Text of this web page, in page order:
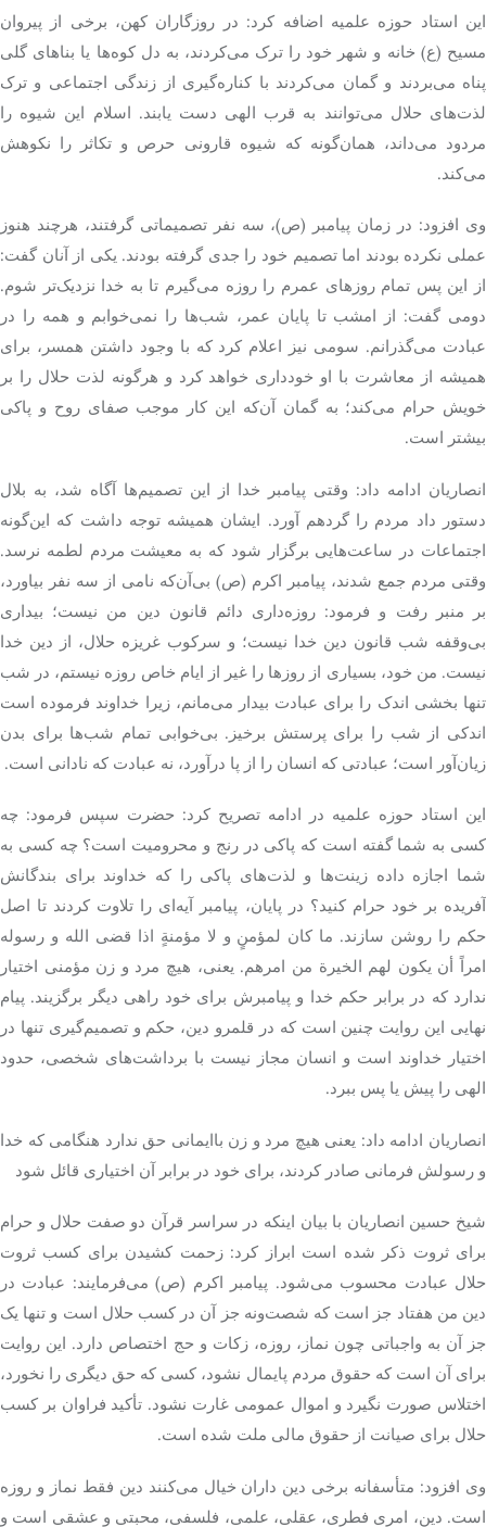
این استاد حوزه علمیه اضافه کرد: در روزگاران کهن، برخی از پیروان
مسیح (ع) خانه و شهر خود را ترک می‌کردند، به دل کوه‌ها یا بناهای گلی
پناه می‌بردند و گمان می‌کردند با کناره‌گیری از زندگی اجتماعی و ترک
لذت‌های حلال می‌توانند به قرب الهی دست یابند. اسلام این شیوه را
مردود می‌داند، همان‌گونه که شیوه قارونی حرص و تکاثر را نکوهش
می‌کند.
وی افزود: در زمان پیامبر (ص)، سه نفر تصمیماتی گرفتند، هرچند هنوز
عملی نکرده بودند اما تصمیم خود را جدی گرفته بودند. یکی از آنان گفت:
از این پس تمام روزهای عمرم را روزه می‌گیرم تا به خدا نزدیک‌تر شوم.
دومی گفت: از امشب تا پایان عمر، شب‌ها را نمی‌خوابم و همه را در
عبادت می‌گذرانم. سومی نیز اعلام کرد که با وجود داشتن همسر، برای
همیشه از معاشرت با او خودداری خواهد کرد و هرگونه لذت حلال را بر
خویش حرام می‌کند؛ به گمان آن‌که این کار موجب صفای روح و پاکی
بیشتر است.
انصاریان ادامه داد: وقتی پیامبر خدا از این تصمیم‌ها آگاه شد، به بلال
دستور داد مردم را گردهم آورد. ایشان همیشه توجه داشت که این‌گونه
اجتماعات در ساعت‌هایی برگزار شود که به معیشت مردم لطمه نرسد.
وقتی مردم جمع شدند، پیامبر اکرم (ص) بی‌آن‌که نامی از سه نفر بیاورد،
بر منبر رفت و فرمود: روزه‌داری دائم قانون دین من نیست؛ بیداری
بی‌وقفه شب قانون دین خدا نیست؛ و سرکوب غریزه حلال، از دین خدا
نیست. من خود، بسیاری از روزها را غیر از ایام خاص روزه نیستم، در شب
تنها بخشی اندک را برای عبادت بیدار می‌مانم، زیرا خداوند فرموده است
اندکی از شب را برای پرستش برخیز. بی‌خوابی تمام شب‌ها برای بدن
زیان‌آور است؛ عبادتی که انسان را از پا درآورد، نه عبادت که نادانی است.
این استاد حوزه علمیه در ادامه تصریح کرد: حضرت سپس فرمود: چه
کسی به شما گفته است که پاکی در رنج و محرومیت است؟ چه کسی به
شما اجازه داده زینت‌ها و لذت‌های پاکی را که خداوند برای بندگانش
آفریده بر خود حرام کنید؟ در پایان، پیامبر آیه‌ای را تلاوت کردند تا اصل
حکم را روشن سازند. ما کان لمؤمنٍ و لا مؤمنةٍ اذا قضی الله و رسوله
امراً أن یکون لهم الخیرة من امرهم. یعنی، هیچ مرد و زن مؤمنی اختیار
ندارد که در برابر حکم خدا و پیامبرش برای خود راهی دیگر برگزیند. پیام
نهایی این روایت چنین است که در قلمرو دین، حکم و تصمیم‌گیری تنها در
اختیار خداوند است و انسان مجاز نیست با برداشت‌های شخصی، حدود
الهی را پیش یا پس ببرد.
انصاریان ادامه داد: یعنی هیچ مرد و زن باایمانی حق ندارد هنگامی که خدا
و رسولش فرمانی صادر کردند، برای خود در برابر آن اختیاری قائل شود
شیخ حسین انصاریان با بیان اینکه در سراسر قرآن دو صفت حلال و حرام
برای ثروت ذکر شده است ابراز کرد: زحمت کشیدن برای کسب ثروت
حلال عبادت محسوب می‌شود. پیامبر اکرم (ص) می‌فرمایند: عبادت در
دین من هفتاد جز است که شصت‌ونه جز آن در کسب حلال است و تنها یک
جز آن به واجباتی چون نماز، روزه، زکات و حج اختصاص دارد. این روایت
برای آن است که حقوق مردم پایمال نشود، کسی که حق دیگری را نخورد،
اختلاس صورت نگیرد و اموال عمومی غارت نشود. تأکید فراوان بر کسب
حلال برای صیانت از حقوق مالی ملت شده است.
وی افزود: متأسفانه برخی دین داران خیال می‌کنند دین فقط نماز و روزه
است. دین، امری فطری، عقلی، علمی، فلسفی، محبتی و عشقی است و